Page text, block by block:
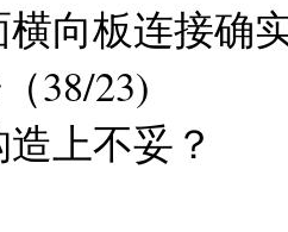
向板连接确
38/23)
上不妥？